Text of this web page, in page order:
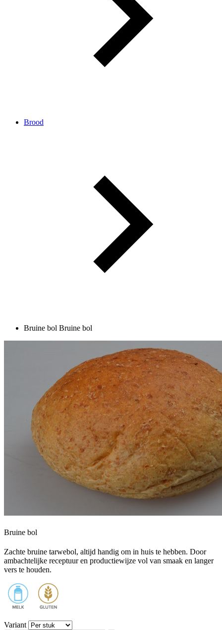
Brood
Bruine bol Bruine bol
Bruine bol
Zachte bruine tarwebol, altijd handig om in huis te hebben. Door
ambachtelijke receptuur en productiewijze vol van smaak en langer
vers te houden.
Variant